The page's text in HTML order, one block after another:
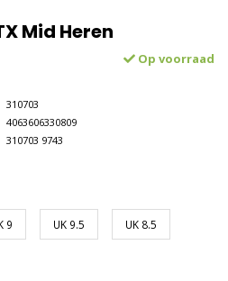
Mid Heren
Op voorraad
310703
4063606330809
310703 9743
9 UK 9.5 UK 8.5